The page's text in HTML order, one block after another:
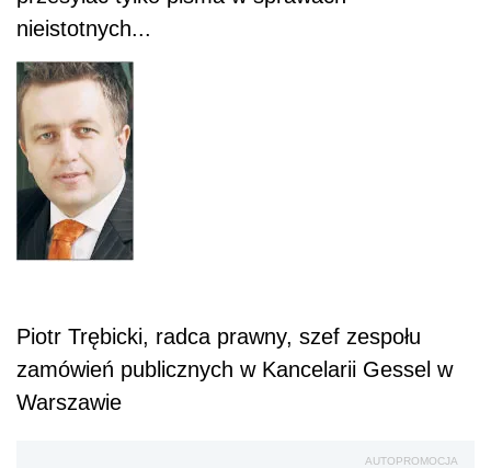
nieistotnych...
Piotr Trębicki, radca prawny, szef zespołu
zamówień publicznych w Kancelarii Gessel w
Warszawie
AUTOPROMOCJA